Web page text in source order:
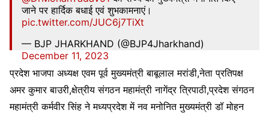
जाने पर हार्दिक बधाई एवं शुभकामनाएं।
pic.twitter.com/JUC6j7TiXt
— BJP JHARKHAND (@BJP4Jharkhand)
December 11, 2023
प्रदेश भाजपा अध्यक्ष एवम पूर्व मुख्यमंत्री बाबूलाल मरांडी,नेता प्रतिपक्ष
अमर कुमार बाउरी,क्षेत्रीय संगठन महामंत्री नागेंद्र त्रिपाठी,प्रदेश संगठन
महामंत्री कर्मवीर सिंह ने मध्यप्रदेश में नव मनोनित मुख्यमंत्री डॉ मोहन